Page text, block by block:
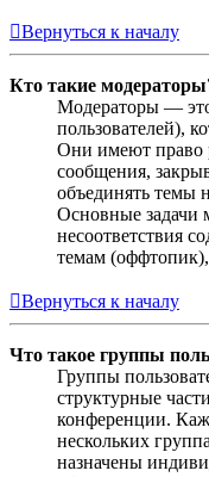
Вернуться к началу
Кто такие
Модераторы —
пользователей),
Они имеют право
сообщения,
объединять темы
Основные задачи
несоответствия
темам
Вернуться к началу
Что такое группы
Группы
структурные
конференции.
нескольких
назначены